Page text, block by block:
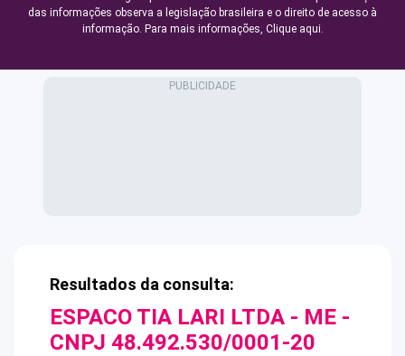
das informações observa a legislação brasileira e o direito de acesso à
informação. Para mais informações, Clique aqui.
Resultados da consulta:
ESPACO TIA LARI LTDA - ME -
CNPJ 48.492.530/0001-20